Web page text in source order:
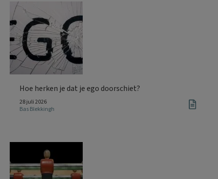
Hoe herken je dat je ego doorschiet?
28 juli 2026
Bas Blekkingh